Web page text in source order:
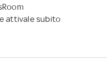
attivale subito